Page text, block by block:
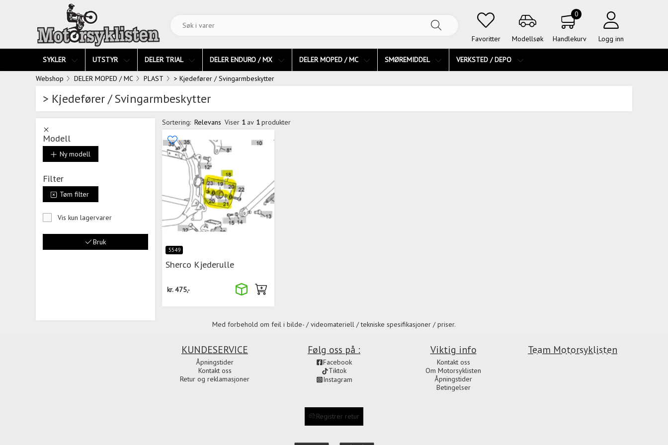
Favoritter Modellsøk
0
Handlekurv Logg inn
SYKLER UTSTYR DELER TRIAL DELER ENDURO / MX DELER MOPED / MC SMØREMIDDEL VERKSTED / DEPO
Webshop DELER MOPED / MC PLAST > Kjedefører / Svingarmbeskytter
> Kjedefører / Svingarmbeskytter
Modell
Ny modell
Filter
Tøm filter
Vis kun lagervarer
Bruk
Sortering: Relevans Viser 1 av 1produkter
5549
Sherco Kjederulle
kr.475,-
Med forbehold om feil i bilde- / videomateriell / tekniske spesifikasjoner / priser.
Team Motorsyklisten
Viktig info
Kontakt oss
Om Motorsyklisten
Åpningstider
Betingelser
Følg oss på :
Facebook
Tiktok
Instagram
KUNDESERVICE
Åpningstider
Kontakt oss
Retur og reklamasjoner
Registrer retur